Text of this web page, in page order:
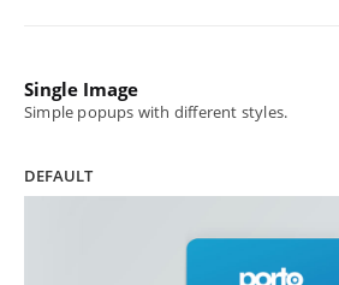
Single Image
Simple popups with different styles.
DEFAULT